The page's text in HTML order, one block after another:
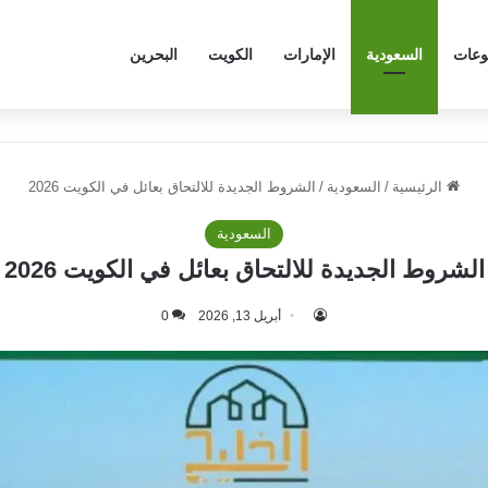
السعودية الإمارات الكويت البحرين
الرئيسية / السعودية / الشروط الجديدة للالتحاق بعائل في الكويت 2026
السعودية
الشروط الجديدة للالتحاق بعائل في الكويت 2026
أبريل 13, 2026 0